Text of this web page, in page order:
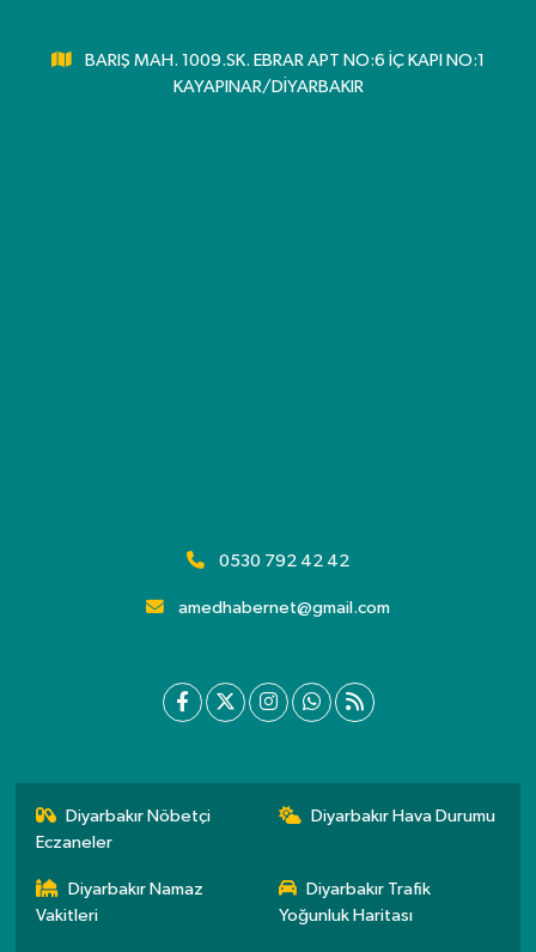
BARIŞ MAH. 1009.SK. EBRAR APT NO:6 İÇ KAPI NO:1
KAYAPINAR/DİYARBAKIR
0530 792 42 42
amedhabernet@gmail.com
Diyarbakır Nöbetçi
Eczaneler
Diyarbakır Hava Durumu
Diyarbakır Namaz
Vakitleri
Diyarbakır Trafik
Yoğunluk Haritası